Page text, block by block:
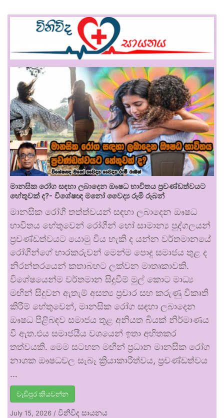
මානසික රෝග සඳහා ලබාදෙන ඖෂධ භාවිතය ප්‍රචණ්ඩත්වයට
හේතුවක් ද?- විශේෂඥ මනෝ වෛද්‍ය රූමි රූබන්
මානසික රෝගී තත්ත්වයන් සඳහා ලබාදෙන ඖෂධ
භාවිතය හේතුවෙන් රෝගීන් හෝ සාමාන්‍ය පුද්ගලයන්
ප්‍රචණ්ඩත්වයට යොමු විය හැකි ද යන්න වර්තමානයේ
රෝගීන්ගේ භාරකරුවන් මෙන්ම පොදු සමාජය තුළ ද
නිරන්තරයෙන් කතාබහට ලක්වන මාතෘකාවකි.
විශේෂයෙන්ම වර්තමාන සිදුවීම් මුල් කොට මාධ්‍ය
මඟින් සිදුවන ඇතැම් අසත්‍ය ප්‍රචාර සහ කරුණු විකෘති
කිරීම් හේතුවෙන්, මානසික රෝග සඳහා ලබාදෙන
ඖෂධ පිළිබඳව සමාජය තුළ අනියත බියක් නිර්මාණය
වී ඇත.එය සමාජයීය වශයෙන් ඉතා අහිතකර
තත්වයකි. මෙම සටහන මඟින් ප්‍රධාන මානසික රෝග
නාශක ඖෂධවල සැබෑ ක්‍රියාකාරීත්වය, ප්‍රචණ්ඩත්වය
…
වැඩිපුර කියවන්න
July 15, 2026 / විනිවිද සායනය